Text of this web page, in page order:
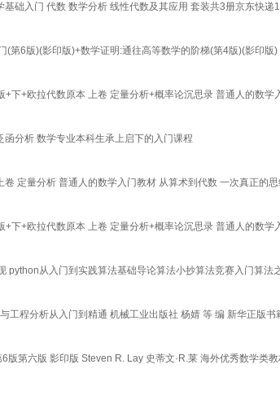
基础入门 代数 数学分析 线性代数及其应用 套装共3册京东快递
(第6版)(影印版)+数学证明:通往高等数学的阶梯(第4版)(影印
+下+欧拉代数原本 上卷 定量分析+概率论沉思录 普通人的数
函分析 数学专业本科生承上启下的入门课程
卷 定量分析 普通人的数学入门教材 从算术到代数 一次真正的
+下+欧拉代数原本 上卷 定量分析+概率论沉思录 普通人的数
python从入门到实践算法基础导论算法小抄算法竞赛入门算法
工程分析从入门到精通 机械工业出版社 杨婧 等 编 新华正版书
版第六版 影印版 Steven R. Lay 史蒂文·R.莱 海外优秀数学类